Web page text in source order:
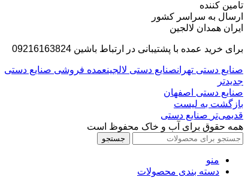
تامین کننده
ارسال به سراسر کشور
ایران همدان لالجین
برای خرید عمده با پشتیبانی در ارتباط باشین 09216163824
صنایع دستی تهرانصنایع دستی لالجینعمده فروشی صنایع دستی
جدیدتر
صنایع دستی اصفهان
بازگشت بە لیست
قدیمی‌تر صنایع دستی
همه حقوق برای آب و خاک محفوظ است
جستجو
منو
دسته بندی محصولات